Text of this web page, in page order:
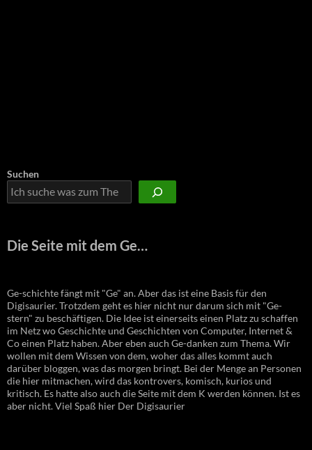
Suchen
Die Seite mit dem Ge…
Ge-schichte fängt mit "Ge" an. Aber das ist eine Basis für den
Digisaurier. Trotzdem geht es hier nicht nur darum sich mit "Ge-
stern" zu beschäftigen. Die Idee ist einerseits einen Platz zu schaffen
im Netz wo Geschichte und Geschichten von Computer, Internet &
Co einen Platz haben. Aber eben auch Ge-danken zum Thema. Wir
wollen mit dem Wissen von dem, woher das alles kommt auch
darüber bloggen, was das morgen bringt. Bei der Menge an Personen
die hier mitmachen, wird das kontrovers, komisch, kurios und
kritisch. Es hatte also auch die Seite mit dem K werden können. Ist es
aber nicht. Viel Spaß hier Der Digisaurier